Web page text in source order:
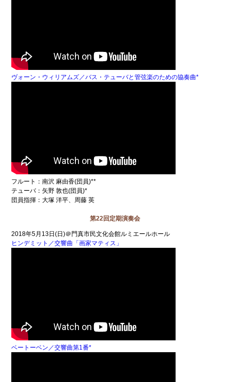
ヴォーン・ウィリアムズ／バス・テューバと管弦楽のための協奏曲*
フルート：南沢 麻由香(団員)**
テューバ：矢野 敦也(団員)*
団員指揮：大塚 洋平、周藤 英
第22回定期演奏会
2018年5月13日(日)＠門真市民文化会館ルミエールホール
ヒンデミット／交響曲「画家マティス」
ベートーベン／交響曲第1番*